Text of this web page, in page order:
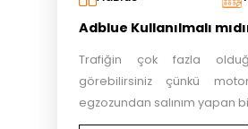
Adblue Kullanılmalı
Trafiğin çok fazla
görebilirsiniz çünkü
egzozundan salınım yapan